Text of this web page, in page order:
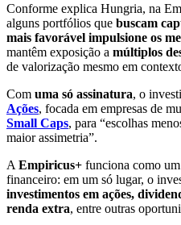
Conforme explica Hungria, na
alguns portfólios que buscam
mais favorável impulsione os
mantêm exposição a múltiplos
de valorização mesmo em
Com uma só assinatura, o
Ações, focada em empresas de
Small Caps, para “escolhas
maior assimetria”.
A Empiricus+ funciona como
financeiro: em um só lugar, o
investimentos em ações,
renda extra, entre outras